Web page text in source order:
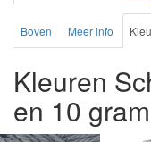
Boven Meer info
Kleuren
en 10 gram